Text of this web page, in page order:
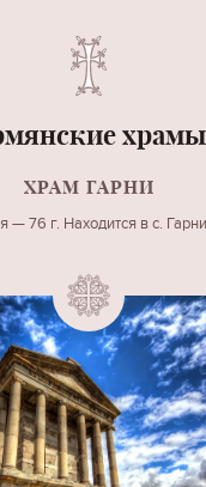
храмы
ХРАМ ГАРНИ
— 76 г. Находится в с.